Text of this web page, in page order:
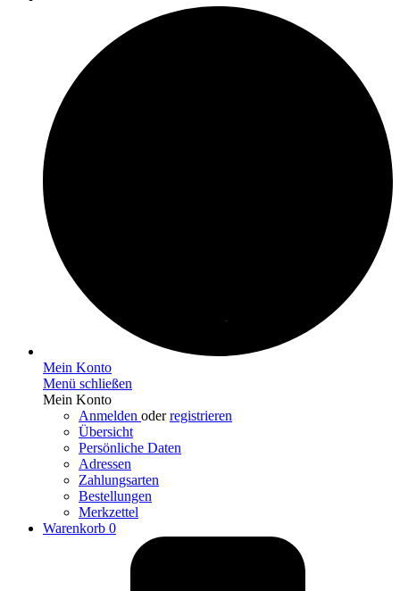
Mein Konto
Menü schließen
Mein Konto
Anmelden oderregistrieren
Übersicht
Persönliche Daten
Adressen
Zahlungsarten
Bestellungen
Merkzettel
Warenkorb 0